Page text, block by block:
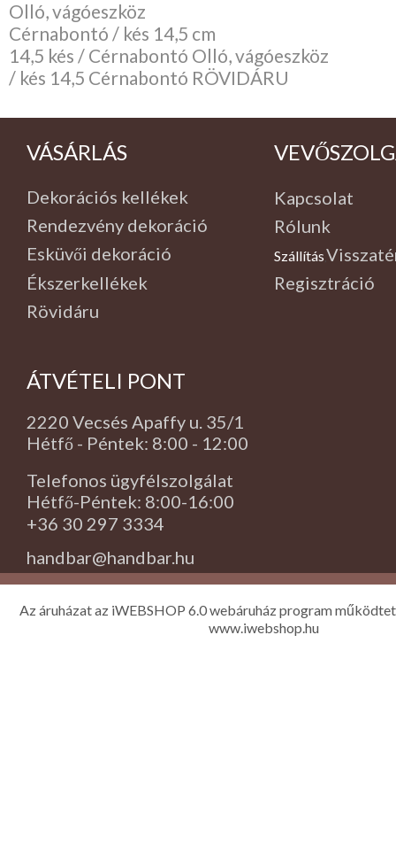
Olló, vágóeszköz
Cérnabontó / kés 14,5 cm
14,5 kés / Cérnabontó Olló, vágóeszköz
/ kés 14,5 Cérnabontó RÖVIDÁRU
VÁSÁRLÁS
Dekorációs kellékek
Rendezvény dekoráció
Esküvői dekoráció
Ékszerkellékek
Rövidáru
Kapcsolat
Rólunk
Szállítás
Regisztráció
ÁTVÉTELI PONT
2220 Vecsés Apaffy u. 35/1
Hétfő - Péntek: 8:00 - 12:00
Telefonos ügyfélszolgálat
Hétfő-Péntek: 8:00-16:00
+36 30 297 3334
handbar@handbar.hu
Az áruházat az iWEBSHOP 6.0 webáruház program
www.iwebshop.hu